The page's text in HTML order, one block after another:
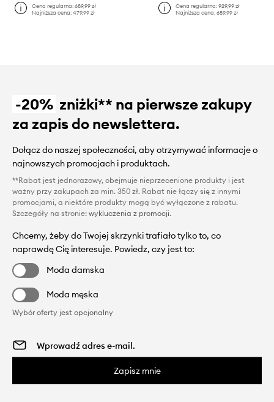
Cena regularna:689,99 zł
Najniższa cena:479,99 zł
Cena regularna: 929,99 zł
Najniższa cena: 659,99 zł
-20% zniżki** na pierwsze zakupy
za zapis do newslettera.
Dołącz do naszej społeczności, aby otrzymywać informacje o
najnowszych promocjach i produktach.
**Rabat jest jednorazowy, obejmuje nieprzecenione produkty i jest
ważny przy zakupach za min. 350 zł. Rabat nie łączy się z innymi
promocjami, a niektóre produkty mogą być wyłączone z rabatu.
Szczegóły na stronie: wykluczenia z promocji.
Chcemy, żeby do Twojej skrzynki trafiało tylko to, co
naprawdę Cię interesuje. Powiedz, czy jest to:
Moda damska
Moda męska
Wybór oferty jest opcjonalny
Zapisz mnie